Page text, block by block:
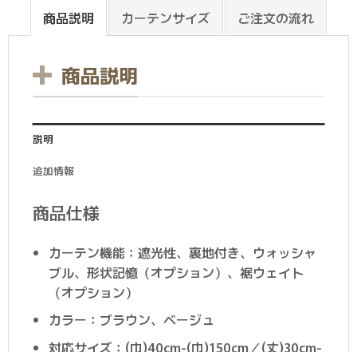
商品説明 カーテンサイズ ご注文の流れ
商品説明
説明
追加情報
商品仕様
カーテン機能：遮光性、裏地付き、ウォッシャ
ブル、形状記憶（オプション）、裾ウェイト
（オプション）
カラー：ブラウン、ベージュ
対応サイズ：(巾)40cm-(巾)150cm／(丈)30cm-